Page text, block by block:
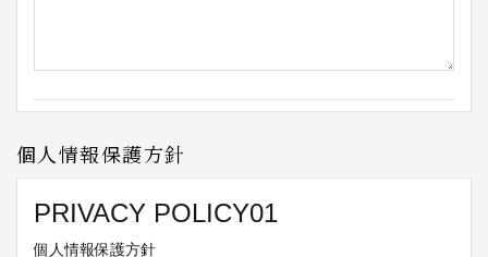
個人情報保護方針